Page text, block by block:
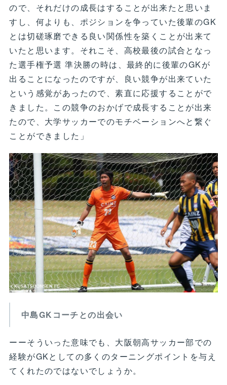
ので、それだけの成長はすることが出来たと思いま
すし、何よりも、ポジションを争っていた後輩のGK
とは切磋琢磨できる良い関係性を築くことが出来て
いたと思います。それこそ、高校最後の試合となっ
た選手権予選 準決勝の時は、最終的に後輩のGKが
出ることになったのですが、良い競争が出来ていた
という感覚があったので、素直に応援することがで
きました。この競争のおかげで成長することが出来
たので、大学サッカーでのモチベーションへと繋ぐ
ことができました」
中島GKコーチとの出会い
ーーそういった意味でも、大阪朝高サッカー部での
経験がGKとしての多くのターニングポイントを与え
てくれたのではないでしょうか。